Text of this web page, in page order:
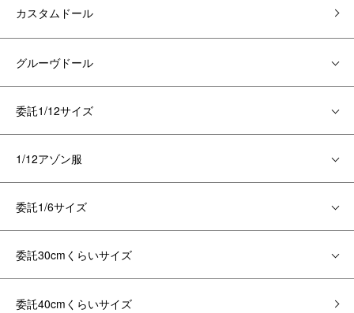
カスタムドール
グルーヴドール
委託1/12サイズ
1/12アゾン服
委託1/6サイズ
委託30cmくらいサイズ
委託40cmくらいサイズ